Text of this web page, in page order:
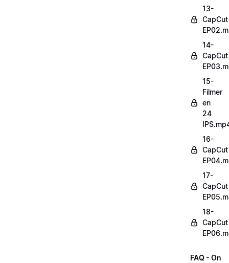
13-
CapCut
14-
CapCut
15-
Filmer
en
24
16-
CapCut
17-
CapCut
18-
CapCut
FAQ - On